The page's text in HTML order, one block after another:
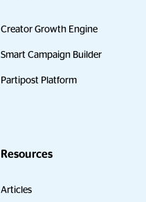
Creator Growth Engine
Smart Campaign Builder
Partipost Platform
Resources
Articles